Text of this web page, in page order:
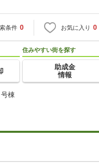
条件 0 お気に入り 0
住みやすい街を探す
助成金
情報
棟